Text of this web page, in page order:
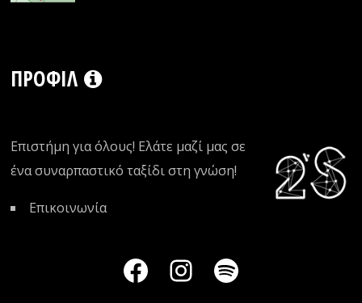
ΠΡΟΦΊΛ
Επιστήμη για όλους! Ελάτε μαζί μας σε
ένα συναρπαστικό ταξίδι στη γνώση!
Επικοινωνία